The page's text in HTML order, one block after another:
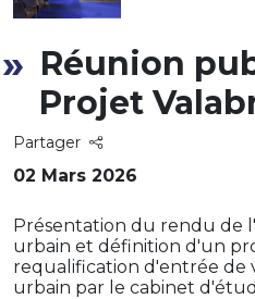
Réunion
Projet
Partager
02 Mars 2026
Présentation du rendu de
urbain et définition d'un
requalification d'entrée
urbain par le cabinet